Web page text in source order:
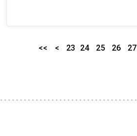
<< < 23 24 25 26 27